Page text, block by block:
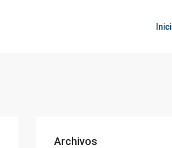
Archivos